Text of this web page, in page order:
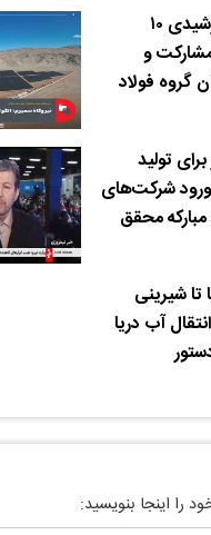
افتتاح نیروگاه خورشیدی ۱۰
و
گروه فولاد
تولید
ورود شرکت‌های
مبارکه محقق
تا شیرینی
آب دریا
را اینجا بنویسید: